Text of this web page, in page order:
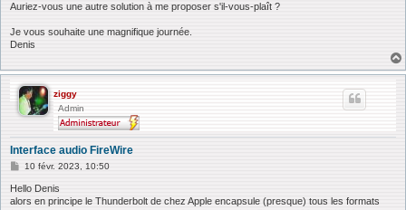
Auriez-vous une autre solution à me proposer s'il-vous-plaît ?
Je vous souhaite une magnifique journée.
Denis
ziggy
Admin
Interface audio FireWire
M
s
s
10 févr. 2023, 10:50
Hello Denis
alors en principe le Thunderbolt de chez Apple encapsule (presque) tous les formats